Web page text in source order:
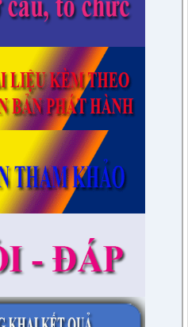
trên địa bàn huyện năm 2021,
sát việc thực hiện các quy
thi hành án dân sự trên địa
03/2023 của TT HĐND
bộ quy hoạch chi tiết xây dựng
Tuần Giáo huyện Tuần Giáo
1 Thị trấn Tuần Giáo; Khu dân
dân cư mới số 3